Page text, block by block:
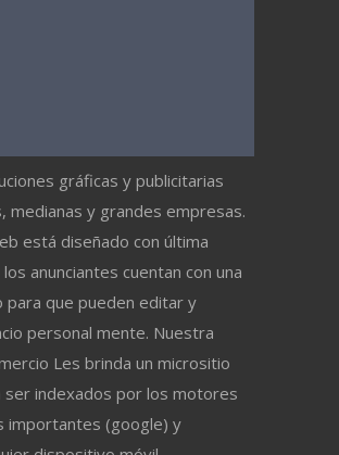
gráficas y publicitarias
medianas y grandes empresas.
está diseñado con última
anunciantes cuentan con una
para que pueden editar y
personal mente. Nuestra
Les brinda un micrositio
ser indexados por los motores
importantes (google) y